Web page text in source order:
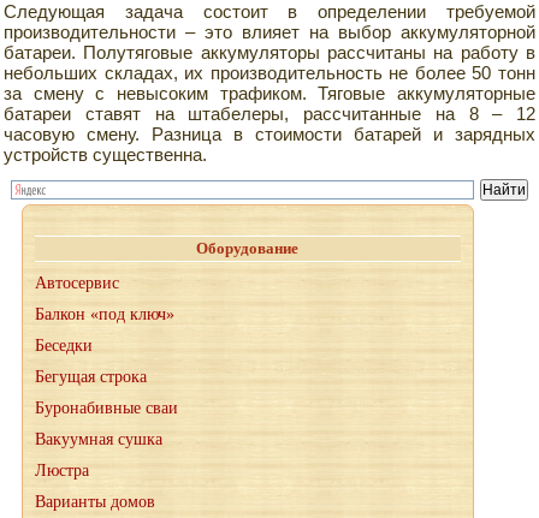
Следующая задача состоит в определении требуемой
производительности – это влияет на выбор аккумуляторной
батареи. Полутяговые аккумуляторы рассчитаны на работу в
небольших складах, их производительность не более 50 тонн
за смену с невысоким трафиком. Тяговые аккумуляторные
батареи ставят на штабелеры, рассчитанные на 8 – 12
часовую смену. Разница в стоимости батарей и зарядных
устройств существенна.
Оборудование
Автосервис
Балкон «под ключ»
Беседки
Бегущая строка
Буронабивные сваи
Вакуумная сушка
Люстра
Варианты домов